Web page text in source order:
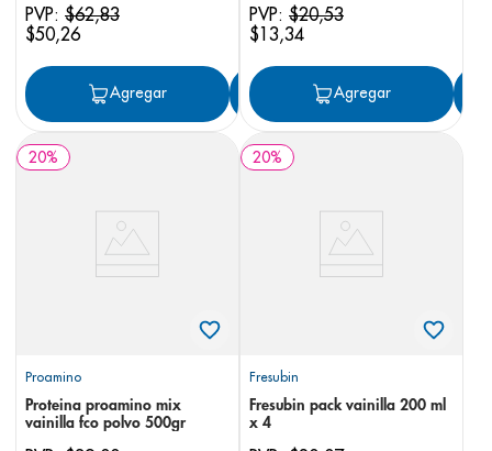
PVP: $62,83
$50,26
Agregar Agregar
PVP: $20,53
$13,34
Agregar
20%
Proamino
Proteina proamino mix
vainilla fco polvo 500gr
20%
Fresubin
Fresubin pack vainilla 200 ml
x 4